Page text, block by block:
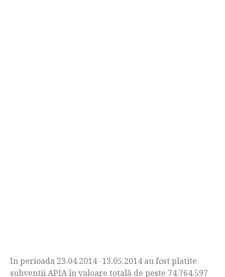
In perioada 23.04.2014 -13.05.2014 au fost platite
subventii APIA în valoare totală de peste 74.764.597